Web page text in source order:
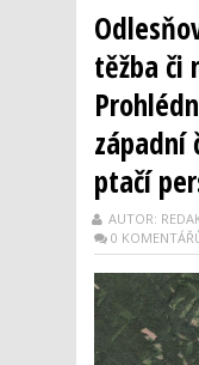
těžba či
západní
ptačí
AUTOR:
0